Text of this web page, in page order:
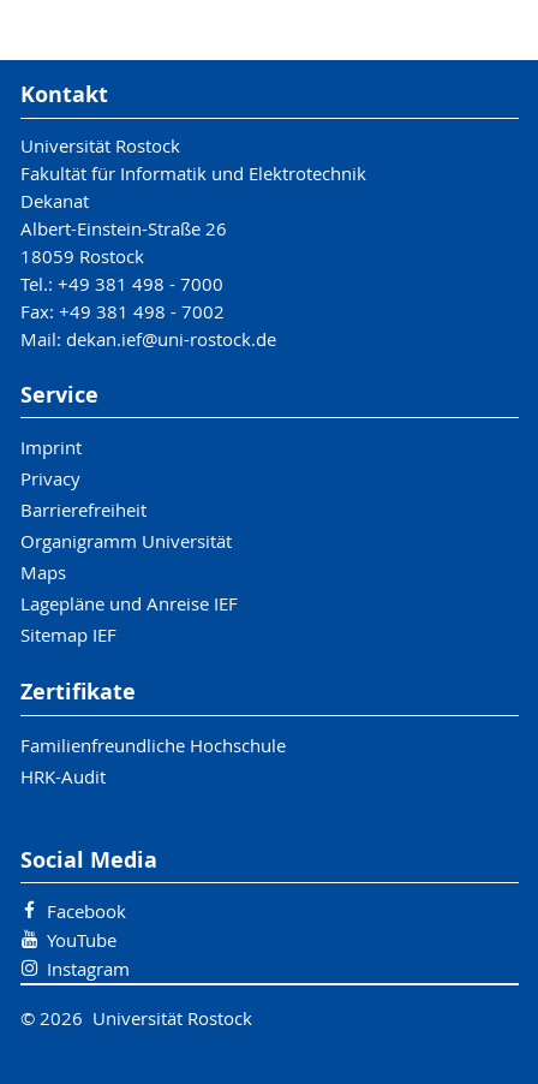
Kontakt
Universität Rostock
Fakultät für Informatik und Elektrotechnik
Dekanat
Albert-Einstein-Straße 26
18059 Rostock
Tel.: +49 381 498 - 7000
Fax: +49 381 498 - 7002
Mail: dekan.ief@uni-rostock.de
Service
Imprint
Privacy
Barrierefreiheit
Organigramm Universität
Maps
Lagepläne und Anreise IEF
Sitemap IEF
Zertifikate
Familienfreundliche Hochschule
HRK-Audit
Social Media
Facebook
YouTube
Instagram
© 2026 Universität Rostock